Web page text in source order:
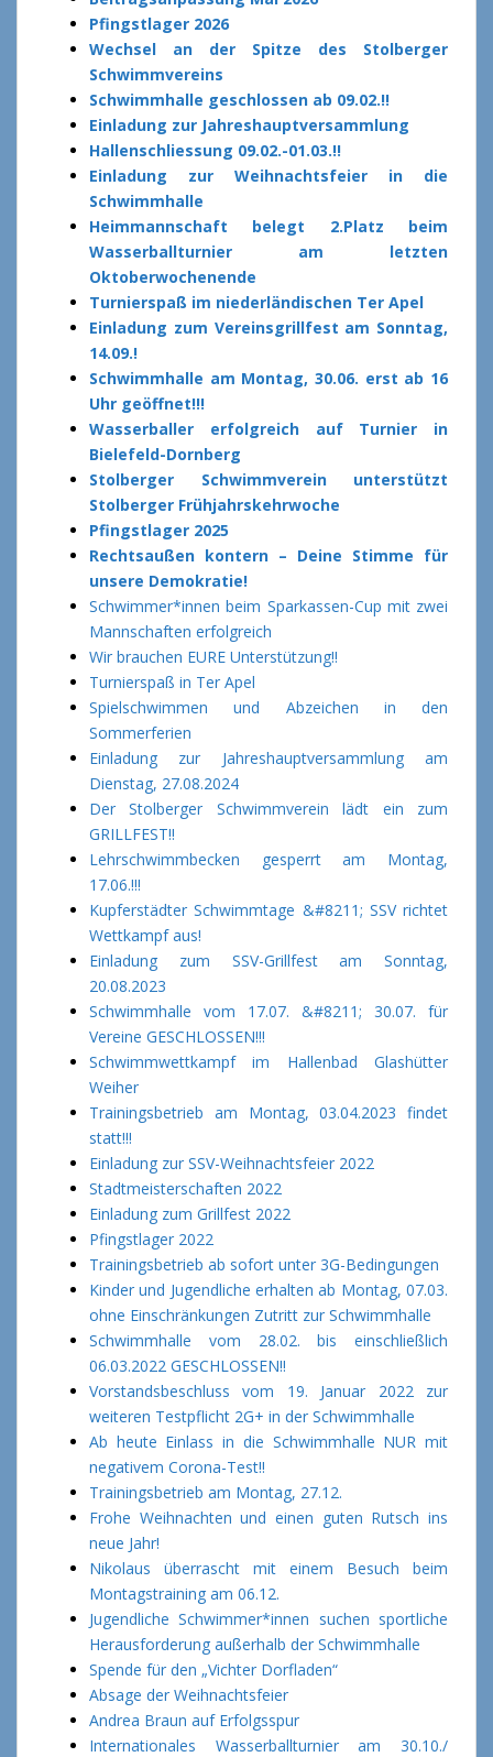
Pfingstlager 2026
Wechsel an der Spitze des Stolberger
Schwimmvereins
Schwimmhalle geschlossen ab 09.02.!!
Einladung zur Jahreshauptversammlung
Hallenschliessung 09.02.-01.03.!!
Einladung zur Weihnachtsfeier in die
Schwimmhalle
Heimmannschaft belegt 2.Platz beim
Wasserballturnier am letzten
Oktoberwochenende
Turnierspaß im niederländischen Ter Apel
Einladung zum Vereinsgrillfest am Sonntag,
14.09.!
Schwimmhalle am Montag, 30.06. erst ab 16
Uhr geöffnet!!!
Wasserballer erfolgreich auf Turnier in
Bielefeld-Dornberg
Stolberger Schwimmverein unterstützt
Stolberger Frühjahrskehrwoche
Pfingstlager 2025
Rechtsaußen kontern – Deine Stimme für
unsere Demokratie!
Schwimmer*innen beim Sparkassen-Cup mit zwei
Mannschaften erfolgreich
Wir brauchen EURE Unterstützung!!
Turnierspaß in Ter Apel
Spielschwimmen und Abzeichen in den
Sommerferien
Einladung zur Jahreshauptversammlung am
Dienstag, 27.08.2024
Der Stolberger Schwimmverein lädt ein zum
GRILLFEST!!
Lehrschwimmbecken gesperrt am Montag,
17.06.!!!
Kupferstädter Schwimmtage &#8211; SSV richtet
Wettkampf aus!
Einladung zum SSV-Grillfest am Sonntag,
20.08.2023
Schwimmhalle vom 17.07. &#8211; 30.07. für
Vereine GESCHLOSSEN!!!
Schwimmwettkampf im Hallenbad Glashütter
Weiher
Trainingsbetrieb am Montag, 03.04.2023 findet
statt!!!
Einladung zur SSV-Weihnachtsfeier 2022
Stadtmeisterschaften 2022
Einladung zum Grillfest 2022
Pfingstlager 2022
Trainingsbetrieb ab sofort unter 3G-Bedingungen
Kinder und Jugendliche erhalten ab Montag, 07.03.
ohne Einschränkungen Zutritt zur Schwimmhalle
Schwimmhalle vom 28.02. bis einschließlich
06.03.2022 GESCHLOSSEN!!
Vorstandsbeschluss vom 19. Januar 2022 zur
weiteren Testpflicht 2G+ in der Schwimmhalle
Ab heute Einlass in die Schwimmhalle NUR mit
negativem Corona-Test!!
Trainingsbetrieb am Montag, 27.12.
Frohe Weihnachten und einen guten Rutsch ins
neue Jahr!
Nikolaus überrascht mit einem Besuch beim
Montagstraining am 06.12.
Jugendliche Schwimmer*innen suchen sportliche
Herausforderung außerhalb der Schwimmhalle
Spende für den „Vichter Dorfladen“
Absage der Weihnachtsfeier
Andrea Braun auf Erfolgsspur
Internationales Wasserballturnier am 30.10./